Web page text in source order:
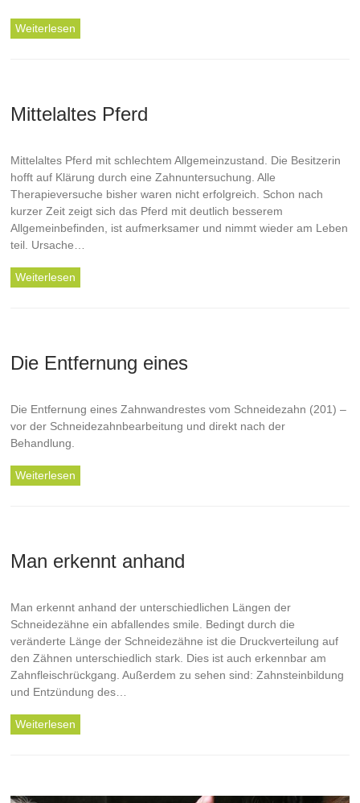
Weiterlesen
Mittelaltes Pferd
Mittelaltes Pferd mit schlechtem Allgemeinzustand. Die Besitzerin
hofft auf Klärung durch eine Zahnuntersuchung. Alle
Therapieversuche bisher waren nicht erfolgreich. Schon nach
kurzer Zeit zeigt sich das Pferd mit deutlich besserem
Allgemeinbefinden, ist aufmerksamer und nimmt wieder am Leben
teil. Ursache…
Weiterlesen
Die Entfernung eines
Die Entfernung eines Zahnwandrestes vom Schneidezahn (201) –
vor der Schneidezahnbearbeitung und direkt nach der
Behandlung.
Weiterlesen
Man erkennt anhand
Man erkennt anhand der unterschiedlichen Längen der
Schneidezähne ein abfallendes smile. Bedingt durch die
veränderte Länge der Schneidezähne ist die Druckverteilung auf
den Zähnen unterschiedlich stark. Dies ist auch erkennbar am
Zahnfleischrückgang. Außerdem zu sehen sind: Zahnsteinbildung
und Entzündung des…
Weiterlesen